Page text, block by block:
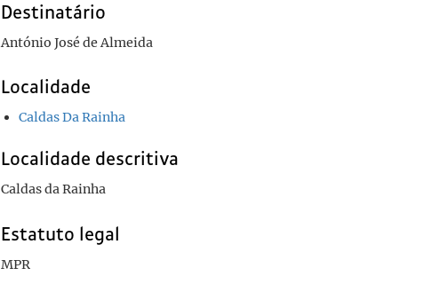
Destinatário
António José de Almeida
Localidade
Caldas Da Rainha
Localidade descritiva
Caldas da Rainha
Estatuto legal
MPR